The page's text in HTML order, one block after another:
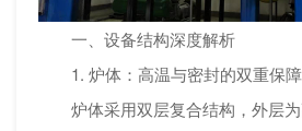
一、设备结构深度解析
1. 炉体：高温与密封的双重保障
炉体采用双层复合结构，外层